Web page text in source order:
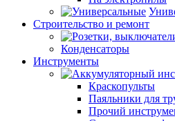
Строительство и ремонт
Конденсаторы
Инструменты
Краскопульты
Паяльники для
Прочий